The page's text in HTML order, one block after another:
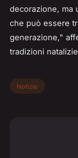
decorazione, ma
che può essere
generazione,"
tradizioni
Notizie